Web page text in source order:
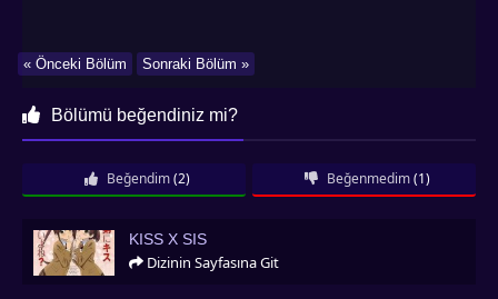
Sonraki Bölüm »
« Önceki Bölüm
Bölümü beğendiniz mi?
Beğendim (2) Beğenmedim (1)
Kiss x Sis
KISS X SIS
Dizinin Sayfasına Git